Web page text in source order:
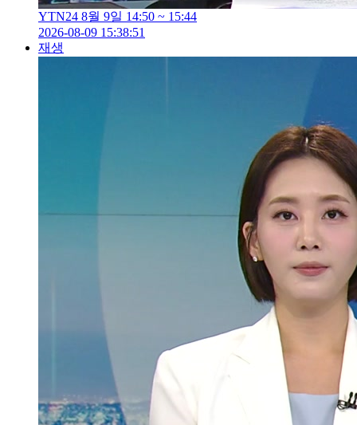
YTN24 8월 9일 14:50 ~ 15:44
2026-08-09 15:38:51
재생